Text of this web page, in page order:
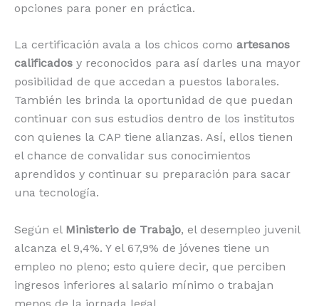
opciones para poner en práctica.
La certificación avala a los chicos como artesanos
calificados y reconocidos para así darles una mayor
posibilidad de que accedan a puestos laborales.
También les brinda la oportunidad de que puedan
continuar con sus estudios dentro de los institutos
con quienes la CAP tiene alianzas. Así, ellos tienen
el chance de convalidar sus conocimientos
aprendidos y continuar su preparación para sacar
una tecnología.
Según el Ministerio de Trabajo, el desempleo juvenil
alcanza el 9,4%. Y el 67,9% de jóvenes tiene un
empleo no pleno; esto quiere decir, que perciben
ingresos inferiores al salario mínimo o trabajan